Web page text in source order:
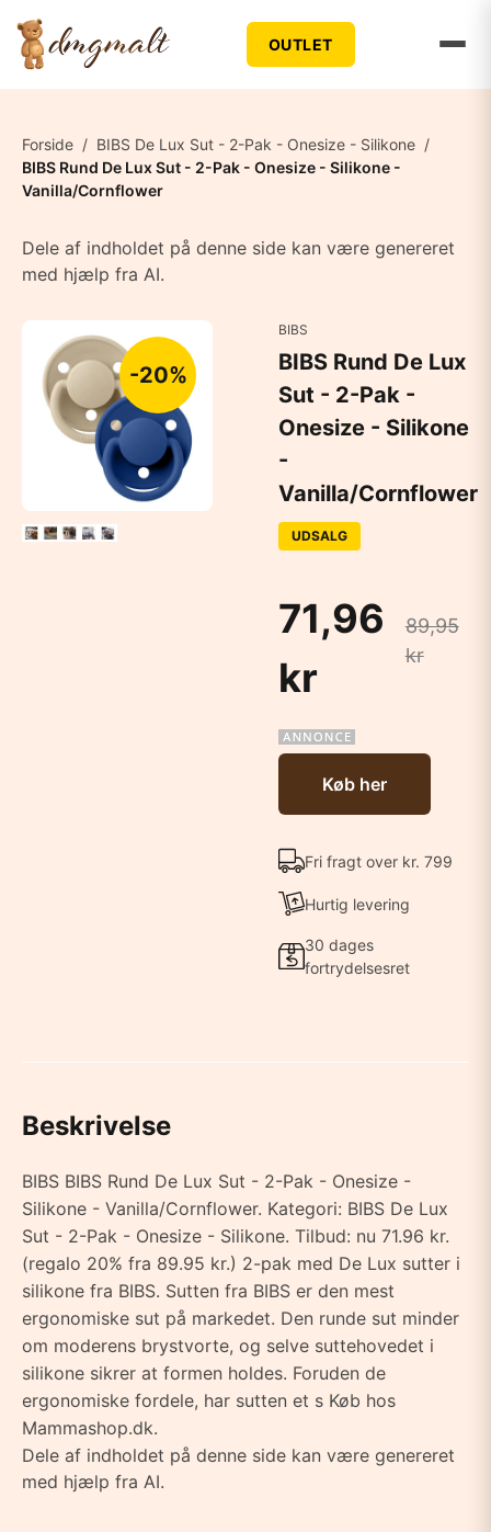
OUTLET
Forside / BIBS De Lux Sut - 2-Pak - Onesize - Silikone /
BIBS Rund De Lux Sut - 2-Pak - Onesize - Silikone -
Vanilla/Cornflower
Dele af indholdet på denne side kan være genereret
med hjælp fra AI.
-20%
BIBS
BIBS Rund De Lux
Sut - 2-Pak -
Onesize - Silikone
-
Vanilla/Cornflower
UDSALG
71,96
kr
89,95
kr
Køb her
Fri fragt over kr. 799
Hurtig levering
30 dages
fortrydelsesret
Beskrivelse
BIBS BIBS Rund De Lux Sut - 2-Pak - Onesize -
Silikone - Vanilla/Cornflower. Kategori: BIBS De Lux
Sut - 2-Pak - Onesize - Silikone. Tilbud: nu 71.96 kr.
(regalo 20% fra 89.95 kr.) 2-pak med De Lux sutter i
silikone fra BIBS. Sutten fra BIBS er den mest
ergonomiske sut på markedet. Den runde sut minder
om moderens brystvorte, og selve suttehovedet i
silikone sikrer at formen holdes. Foruden de
ergonomiske fordele, har sutten et s Køb hos
Mammashop.dk.
Dele af indholdet på denne side kan være genereret
med hjælp fra AI.